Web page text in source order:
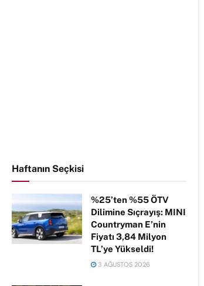
Haftanın Seçkisi
%25’ten %55 ÖTV
Dilimine Sıçrayış: MINI
Countryman E’nin
Fiyatı 3,84 Milyon
TL’ye Yükseldi!
3 AĞUSTOS 2026